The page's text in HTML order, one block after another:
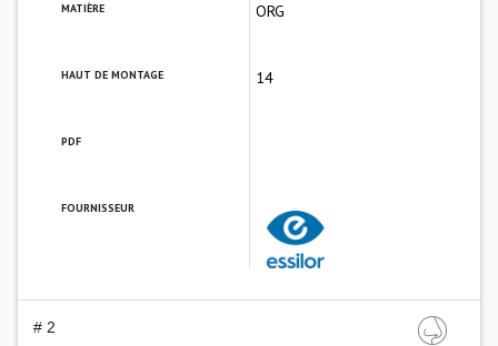
MATIÈRE ORG
HAUT DE MONTAGE 14
PDF
FOURNISSEUR
# 2